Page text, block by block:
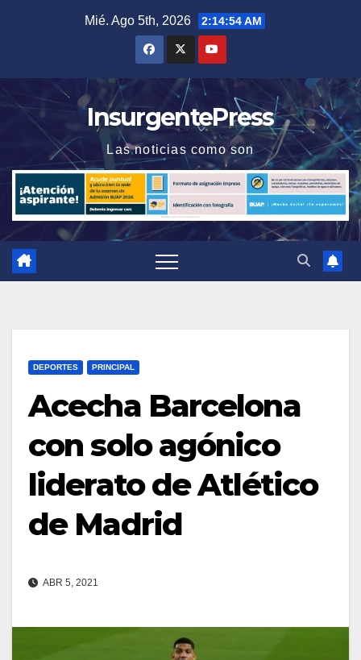
Mié. Ago 5th, 2026 2:14:54 AM
InsurgentePress
Las noticias como son
DEPORTES PRINCIPAL
Acecha Barcelona
con solo agónico
liderato de Atlético
de Madrid
ABR 5, 2021